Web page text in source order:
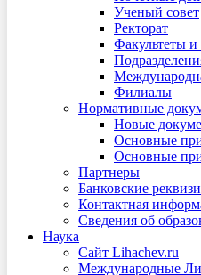
Ученый совет
Ректорат
Факультеты
Филиалы
Нормативные
Новые
Основные
Основные
Партнеры
Банковские
Контактная
Сведения об
Наука
Сайт Lihachev.ru
Международные